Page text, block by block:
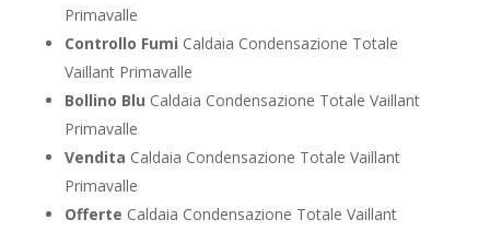
Primavalle
Controllo Fumi Caldaia Condensazione Totale
Vaillant Primavalle
Bollino Blu Caldaia Condensazione Totale Vaillant
Primavalle
Vendita Caldaia Condensazione Totale Vaillant
Primavalle
Offerte Caldaia Condensazione Totale Vaillant